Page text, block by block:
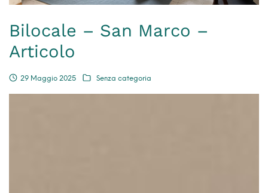
Bilocale – San Marco –
Articolo
29 Maggio 2025 Senza categoria